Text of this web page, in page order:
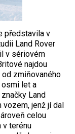
představila v
Land Rover
v sériovém
najdou
zmiňovaného
osmi let a
Land
vozem, jenž jí dal
celou
v terénu